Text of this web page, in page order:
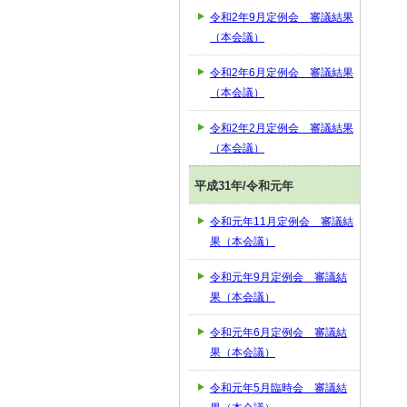
令和2年9月定例会 審議結果
（本会議）
令和2年6月定例会 審議結果
（本会議）
令和2年2月定例会 審議結果
（本会議）
平成31年/令和元年
令和元年11月定例会 審議結
果（本会議）
令和元年9月定例会 審議結
果（本会議）
令和元年6月定例会 審議結
果（本会議）
令和元年5月臨時会 審議結